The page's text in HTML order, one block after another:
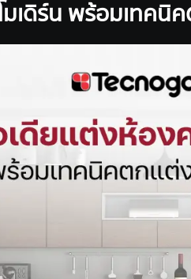
มเดิร์น พร้อมเทคนิ